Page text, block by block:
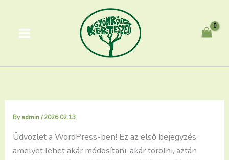
content
Byadmin/2026.02.13.
Üdvözlet a WordPress-ben! Ez az első bejegyzés,
amelyet lehet akár módosítani, akár törölni, aztán